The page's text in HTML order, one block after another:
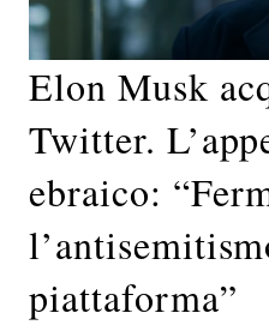
Elon Musk
Twitter.
ebraico:
piattaforma”